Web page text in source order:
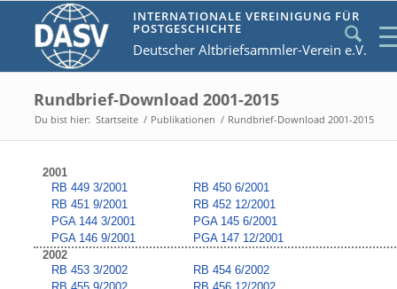
INTERNATIONALE VEREINIGUNG FÜR
POSTGESCHICHTE
Deutscher Altbriefsammler-Verein e.V.
Rundbrief-Download 2001-2015
Du bist hier: Startseite / Publikationen / Rundbrief-Download 2001-2015